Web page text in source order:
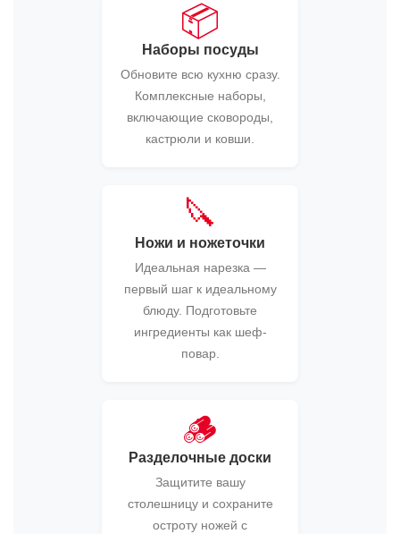
📦
Наборы посуды
Обновите всю кухню сразу.
Комплексные наборы,
включающие сковороды,
кастрюли и ковши.
🔪
Ножи и ножеточки
Идеальная нарезка —
первый шаг к идеальному
блюду. Подготовьте
ингредиенты как шеф-
повар.
🪵
Разделочные доски
Защитите вашу
столешницу и сохраните
остроту ножей с